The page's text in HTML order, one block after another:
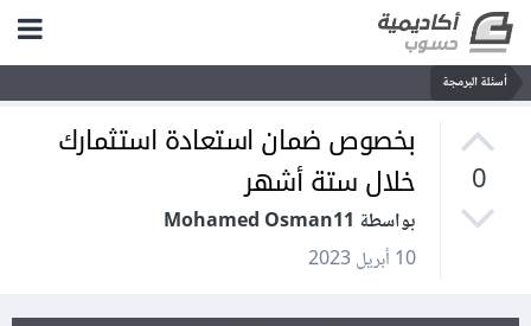
أسئلة البرمجة
0
بخصوص ضمان استعادة استثمارك
خلال ستة أشهر
بواسطة Mohamed Osman11
10 أبريل 2023